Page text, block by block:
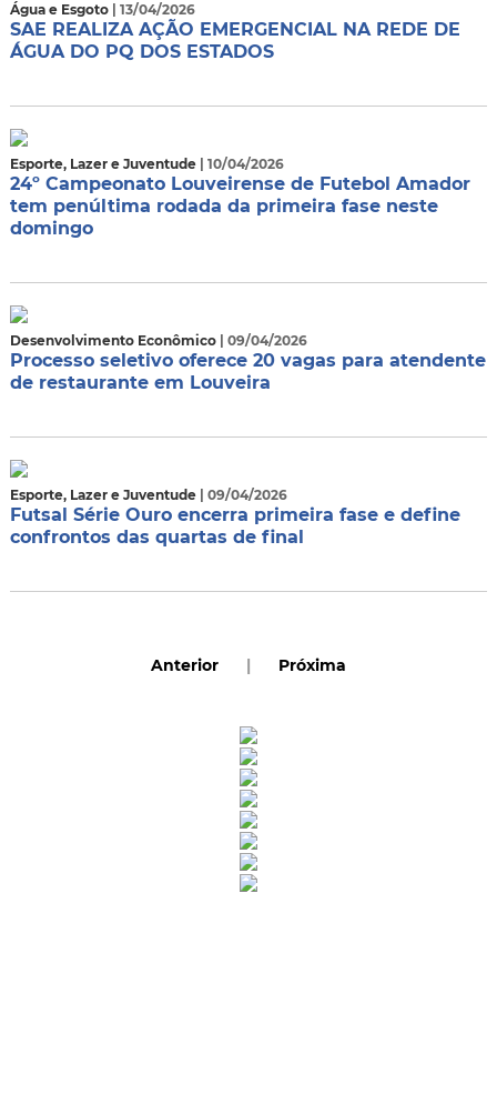
Água e Esgoto | 13/04/2026
SAE REALIZA AÇÃO EMERGENCIAL NA REDE DE
ÁGUA DO PQ DOS ESTADOS
Esporte, Lazer e Juventude | 10/04/2026
24º Campeonato Louveirense de Futebol Amador
tem penúltima rodada da primeira fase neste
domingo
Desenvolvimento Econômico | 09/04/2026
Processo seletivo oferece 20 vagas para atendente
de restaurante em Louveira
Esporte, Lazer e Juventude | 09/04/2026
Futsal Série Ouro encerra primeira fase e define
confrontos das quartas de final
Anterior | Próxima